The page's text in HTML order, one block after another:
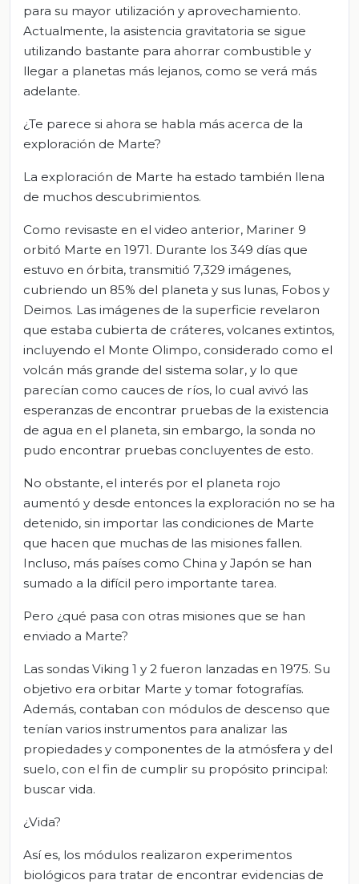
para su mayor utilización y aprovechamiento.
Actualmente, la asistencia gravitatoria se sigue
utilizando bastante para ahorrar combustible y
llegar a planetas más lejanos, como se verá más
adelante.
¿Te parece si ahora se habla más acerca de la
exploración de Marte?
La exploración de Marte ha estado también llena
de muchos descubrimientos.
Como revisaste en el video anterior, Mariner 9
orbitó Marte en 1971. Durante los 349 días que
estuvo en órbita, transmitió 7,329 imágenes,
cubriendo un 85% del planeta y sus lunas, Fobos y
Deimos. Las imágenes de la superficie revelaron
que estaba cubierta de cráteres, volcanes extintos,
incluyendo el Monte Olimpo, considerado como el
volcán más grande del sistema solar, y lo que
parecían como cauces de ríos, lo cual avivó las
esperanzas de encontrar pruebas de la existencia
de agua en el planeta, sin embargo, la sonda no
pudo encontrar pruebas concluyentes de esto.
No obstante, el interés por el planeta rojo
aumentó y desde entonces la exploración no se ha
detenido, sin importar las condiciones de Marte
que hacen que muchas de las misiones fallen.
Incluso, más países como China y Japón se han
sumado a la difícil pero importante tarea.
Pero ¿qué pasa con otras misiones que se han
enviado a Marte?
Las sondas Viking 1 y 2 fueron lanzadas en 1975. Su
objetivo era orbitar Marte y tomar fotografías.
Además, contaban con módulos de descenso que
tenían varios instrumentos para analizar las
propiedades y componentes de la atmósfera y del
suelo, con el fin de cumplir su propósito principal:
buscar vida.
¿Vida?
Así es, los módulos realizaron experimentos
biológicos para tratar de encontrar evidencias de